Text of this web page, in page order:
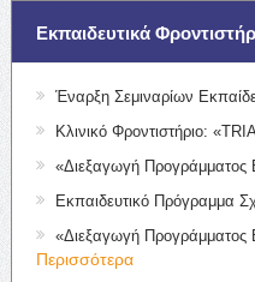
Εκπαιδευτικά
Έναρξη Σεμιναρίων
Κλινικό Φροντιστήριο:
«Διεξαγωγή Προγράμματος
Εκπαιδευτικό Πρόγραμμα
«Διεξαγωγή Προγράμματος
Περισσότερα